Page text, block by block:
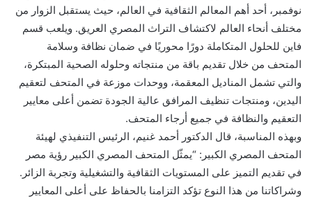
نوفمبر، أحد أهم المعالم الثقافية في العالم، حيث يستقبل الزوار من
مختلف أنحاء العالم لاكتشاف التراث المصري العريق. ويلعب قسم
فاين للحلول المتكاملة دورًا محوريًا في ضمان نظافة وسلامة
المتحف من خلال تقديم باقة من منتجاته وحلوله الصحية المبتكرة،
والتي تشمل المناديل المعقمة، ووحدات موزعة في المتحف لتعقيم
اليدين، ومنتجات تنظيف المرافق عالية الجودة تضمن أعلى معايير
التعقيم والنظافة في جميع أرجاء المتحف.
وبهذه المناسبة، قال الدكتور أحمد غنيم، الرئيس التنفيذي لهيئة
المتحف المصري الكبير: “يمثّل المتحف المصري الكبير رؤية مصر
في تقديم التميز على المستويات الثقافية والتشغيلية وتجربة الزائر.
وشراكاتنا من هذا النوع تؤكد التزامنا بالحفاظ على أعلى المعايير